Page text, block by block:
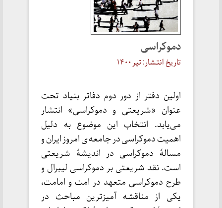
دموکراسی
تاریخ انتشار: تیر ۱۴۰۰
اولین دفتر از دور دوم دفاتر بنیاد تحت
عنوان «شریعتی و دموکراسی» انتشار
می‌یابد. انتخاب این موضوع به دلیل
اهمیت دموکراسی در جامعه ی امروز ایران و
مسالهٔ دموکراسی در اندیشهٔ شریعتی
است. نقد شریعتی بر دموکراسی لیبرال و
طرح دموکراسی متعهد در امت و امامت،
یکی از مناقشه آمیزترین مباحث در